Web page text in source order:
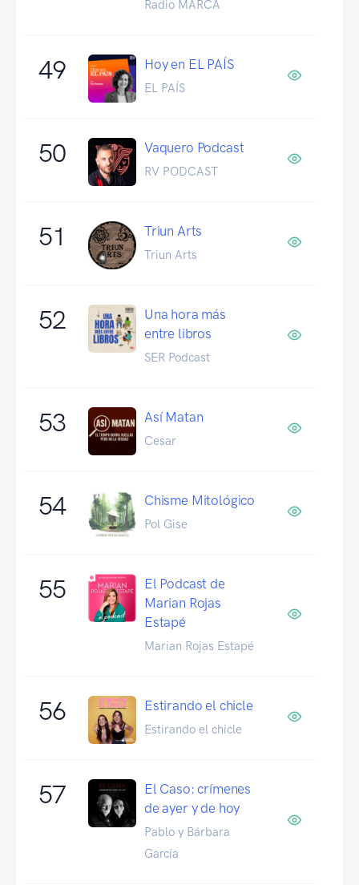
Radio MARCA
49 Hoy en EL PAÍS
EL PAÍS
50 Vaquero Podcast
RV PODCAST
51 Triun Arts
Triun Arts
52
Una hora más
entre libros
SER Podcast
53 Así Matan
Cesar
54 Chisme Mitológico
Pol Gise
55
El Podcast de
Marian Rojas
Estapé
Marian Rojas Estapé
56 Estirando el chicle
Estirando el chicle
57
El Caso: crímenes
de ayer y de hoy
Pablo y Bárbara
García